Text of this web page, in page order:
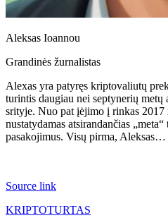
Aleksas Ioannou
Grandinės žurnalistas
Alexas yra patyręs kriptovaliutų
turintis daugiau nei septynerių
srityje. Nuo pat įėjimo į rinkas 2017
nustatydamas atsirandančias
pasakojimus. Visų pirma,
Source link
KRIPTOTURTAS